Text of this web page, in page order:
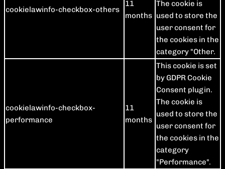
cookielawinfo-checkbox-others
11
months
The cookie is
used to store the
user consent for
the cookies in the
category "Other.
cookielawinfo-checkbox-
performance
11
months
This cookie is set
by GDPR Cookie
Consent plugin.
The cookie is
used to store the
user consent for
the cookies in the
category
"Performance".